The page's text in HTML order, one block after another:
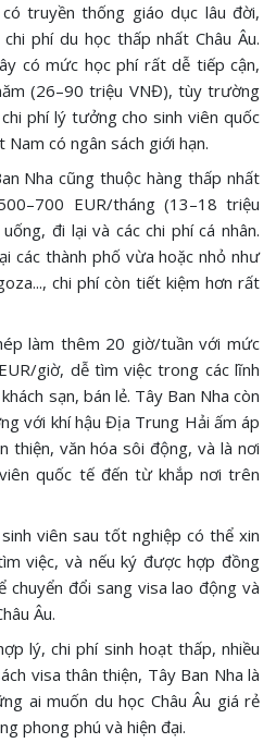
truyền thống giáo dục lâu đời,
phí du học thấp nhất Châu Âu.
có mức học phí rất dễ tiếp cận,
(26–90 triệu VNĐ), tùy trường
phí lý tưởng cho sinh viên quốc
có ngân sách giới hạn.
Nha cũng thuộc hàng thấp nhất
EUR/tháng (13–18 triệu
đi lại và các chi phí cá nhân.
các thành phố vừa hoặc nhỏ như
chi phí còn tiết kiệm hơn rất
làm thêm 20 giờ/tuần với mức
giờ, dễ tìm việc trong các lĩnh
sạn, bán lẻ. Tây Ban Nha còn
với khí hậu Địa Trung Hải ấm áp
thiện, văn hóa sôi động, và là nơi
quốc tế đến từ khắp nơi trên
viên sau tốt nghiệp có thể xin
việc, và nếu ký được hợp đồng
chuyển đổi sang visa lao động và
Âu.
lý, chi phí sinh hoạt thấp, nhiều
visa thân thiện, Tây Ban Nha là
ai muốn du học Châu Âu giá rẻ
phong phú và hiện đại.